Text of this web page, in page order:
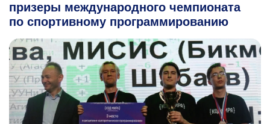
призеры международного чемпионата
по спортивному программированию